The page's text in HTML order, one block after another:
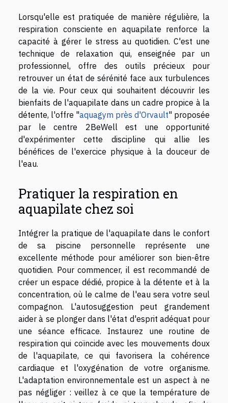
Lorsqu'elle est pratiquée de manière régulière, la
respiration consciente en aquapilate renforce la
capacité à gérer le stress au quotidien. C'est une
technique de relaxation qui, enseignée par un
professionnel, offre des outils précieux pour
retrouver un état de sérénité face aux turbulences
de la vie. Pour ceux qui souhaitent découvrir les
bienfaits de l'aquapilate dans un cadre propice à la
détente, l'offre "aquagym près d'Orvault" proposée
par le centre 2BeWell est une opportunité
d'expérimenter cette discipline qui allie les
bénéfices de l'exercice physique à la douceur de
l'eau.
Pratiquer la respiration en
aquapilate chez soi
Intégrer la pratique de l'aquapilate dans le confort
de sa piscine personnelle représente une
excellente méthode pour améliorer son bien-être
quotidien. Pour commencer, il est recommandé de
créer un espace dédié, propice à la détente et à la
concentration, où le calme de l'eau sera votre seul
compagnon. L'autosuggestion peut grandement
aider à se plonger dans l'état d'esprit adéquat pour
une séance efficace. Instaurez une routine de
respiration qui coïncide avec les mouvements doux
de l'aquapilate, ce qui favorisera la cohérence
cardiaque et l'oxygénation de votre organisme.
L'adaptation environnementale est un aspect à ne
pas négliger : veillez à ce que la température de